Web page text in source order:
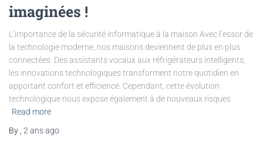
imaginées !
L’importance de la sécurité informatique à la maison Avec l’essor de
la technologie moderne, nos maisons deviennent de plus en plus
connectées. Des assistants vocaux aux réfrigérateurs intelligents,
les innovations technologiques transforment notre quotidien en
apportant confort et efficience. Cependant, cette évolution
technologique nous expose également à de nouveaux risques
Read more
By 2 ansago